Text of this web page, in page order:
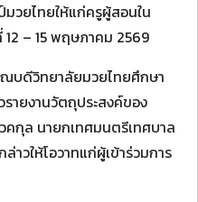
มวยไทยให้แก่ครูผู้สอนใน
– 15 พฤษภาคม 2569
ณบดีวิทยาลัยมวยไทยศึกษา
ายงานวัตถุประสงค์ของ
กุล นายกเทศมนตรีเทศบาล
าวให้โอวาทแก่ผู้เข้าร่วมการ